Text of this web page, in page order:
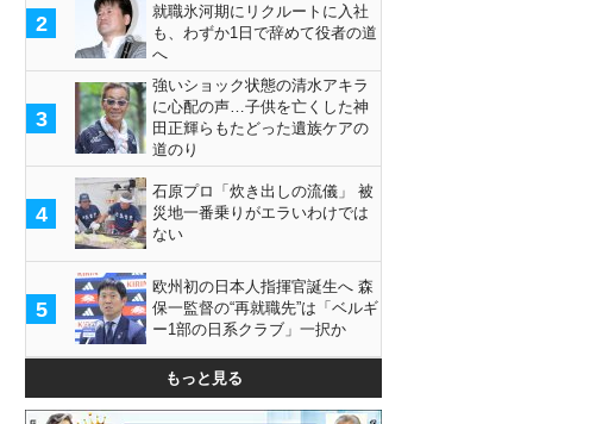
2
就職氷河期にリクルートに入社
も、わずか1日で辞めて役者の道
へ
3
強いショック状態の清水アキラ
に心配の声…子供を亡くした神
田正輝らもたどった遺族ケアの
道のり
4
石原プロ「炊き出しの流儀」 被
災地一番乗りがエラいわけでは
ない
5
欧州初の日本人指揮官誕生へ 森
保一監督の“再就職先”は「ベルギ
ー1部の日系クラブ」一択か
もっと見る